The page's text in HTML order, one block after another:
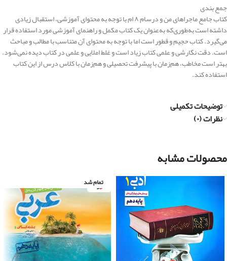
جمع بندی
کتاب جامع ماجراهای من و درسام ۸ ام با توجه به محتوای آموزشی، استقبال زیادی
داشته است به‌طوری‌که به‌عنوان یک کتاب مکمل و راهنمای آموزشی مورد استفاده قرار
می‌گیرد. کتاب حجیم و قطور است اما با توجه به محتوای آن متناسب با مطالب و مباحث
است. دقت نگارشی و علمی کتاب زیاد است و غلط املایی و علمی در کتاب دیده نمی‌شود.
بهتر است مخاطب، هم‌زمان با پیشرفت تحصیلی و هم‌زمان با کلاس درس از این کتاب
استفاده کند.
توضیحات تکمیلی
نظرات (۰)
محصولات مشابه
تمام شد